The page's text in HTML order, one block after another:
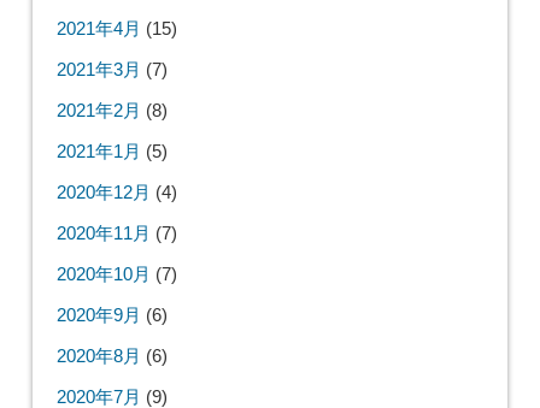
2021年4月 (15)
2021年3月 (7)
2021年2月 (8)
2021年1月 (5)
2020年12月 (4)
2020年11月 (7)
2020年10月 (7)
2020年9月 (6)
2020年8月 (6)
2020年7月 (9)